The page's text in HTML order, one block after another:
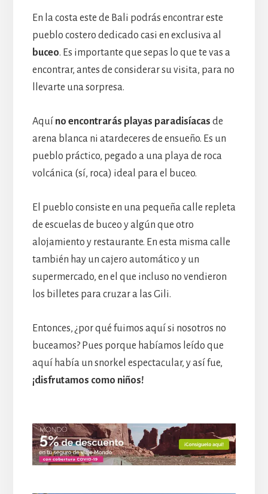
En la costa este de Bali podrás encontrar este
pueblo costero dedicado casi en exclusiva al
buceo. Es importante que sepas lo que te vas a
encontrar, antes de considerar su visita, para no
llevarte una sorpresa.
Aquí no encontrarás playas paradisíacas de
arena blanca ni atardeceres de ensueño. Es un
pueblo práctico, pegado a una playa de roca
volcánica (sí, roca) ideal para el buceo.
El pueblo consiste en una pequeña calle repleta
de escuelas de buceo y algún que otro
alojamiento y restaurante. En esta misma calle
también hay un cajero automático y un
supermercado, en el que incluso no vendieron
los billetes para cruzar a las Gili.
Entonces, ¿por qué fuimos aquí si nosotros no
buceamos? Pues porque habíamos leído que
aquí había un snorkel espectacular, y así fue,
¡disfrutamos como niños!